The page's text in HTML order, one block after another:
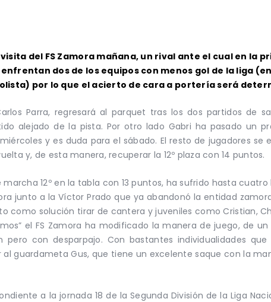
del FS Zamora mañana, un rival ante el cual en la
dos de los equipos con menos gol de la liga
por lo que el acierto de cara a portería será
Parra, regresará al parquet tras los dos partidos de
alejado de la pista. Por otro lado Gabri ha pasado un
y es duda para el sábado. El resto de jugadores
y, de esta manera, recuperar la 12º plaza con 14 puntos.
marcha 12º en la tabla con 13 puntos, ha sufrido hasta
junto a la Víctor Prado que ya abandonó la entidad
como solución tirar de cantera y juveniles como Cristian,
el FS Zamora ha modificado la manera de juego, de
con desparpajo. Con bastantes individualidades
guardameta Gus, que tiene un excelente saque con la
a la jornada 18 de la Segunda División de la Liga